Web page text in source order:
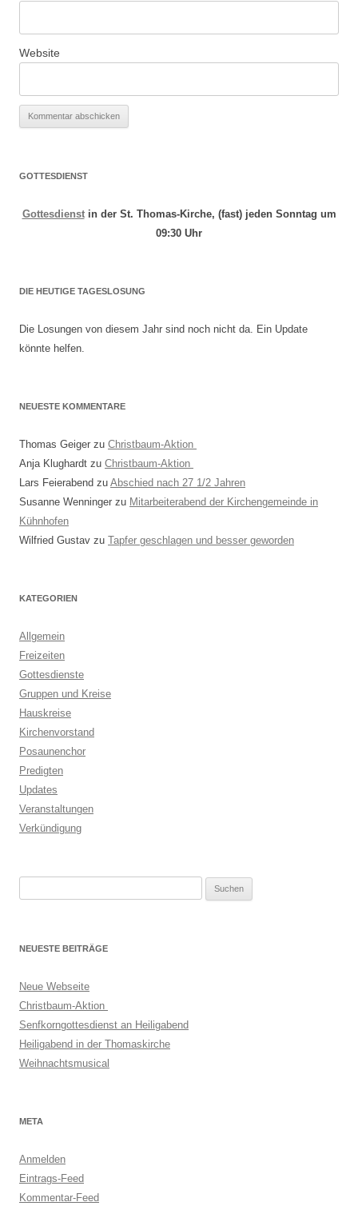
Website
GOTTESDIENST
Gottesdienstin der St. Thomas-Kirche, (fast) jeden Sonntag um
09:30 Uhr
DIE HEUTIGE TAGESLOSUNG
Die Losungen von diesem Jahr sind noch nicht da. Ein Update
könnte helfen.
NEUESTE KOMMENTARE
Thomas Geiger zu Christbaum-Aktion
Anja Klughardt zu Christbaum-Aktion
Lars Feierabend zu Abschied nach 27 1/2 Jahren
Susanne Wenninger zu Mitarbeiterabend der Kirchengemeinde in
Kühnhofen
Wilfried Gustav zu Tapfer geschlagen und besser geworden
KATEGORIEN
Allgemein
Freizeiten
Gottesdienste
Gruppen und Kreise
Hauskreise
Kirchenvorstand
Posaunenchor
Predigten
Updates
Veranstaltungen
Verkündigung
NEUESTE BEITRÄGE
Neue Webseite
Christbaum-Aktion
Senfkorngottesdienst an Heiligabend
Heiligabend in der Thomaskirche
Weihnachtsmusical
META
Anmelden
Eintrags-Feed
Kommentar-Feed